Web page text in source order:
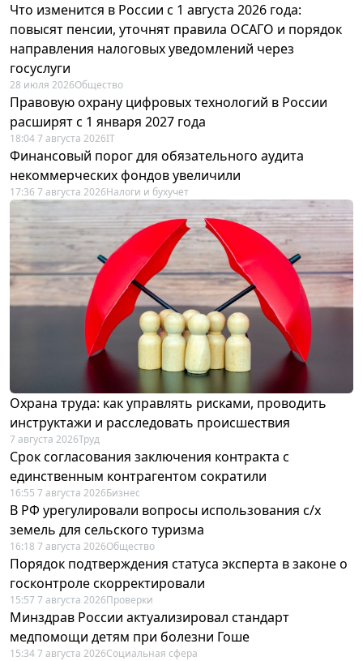
Что изменится в России с 1 августа 2026 года:
повысят пенсии, уточнят правила ОСАГО и порядок
направления налоговых уведомлений через
госуслуги
28 июля 2026Общество
Правовую охрану цифровых технологий в России
расширят с 1 января 2027 года
18:04 7 августа 2026IT
Финансовый порог для обязательного аудита
некоммерческих фондов увеличили
17:36 7 августа 2026Налоги и бухучет
Охрана труда: как управлять рисками, проводить
инструктажи и расследовать происшествия
7 августа 2026Труд
Срок согласования заключения контракта с
единственным контрагентом сократили
16:55 7 августа 2026Бизнес
В РФ урегулировали вопросы использования с/х
земель для сельского туризма
16:18 7 августа 2026Общество
Порядок подтверждения статуса эксперта в законе о
госконтроле скорректировали
15:57 7 августа 2026Проверки
Минздрав России актуализировал стандарт
медпомощи детям при болезни Гоше
15:34 7 августа 2026Социальная сфера